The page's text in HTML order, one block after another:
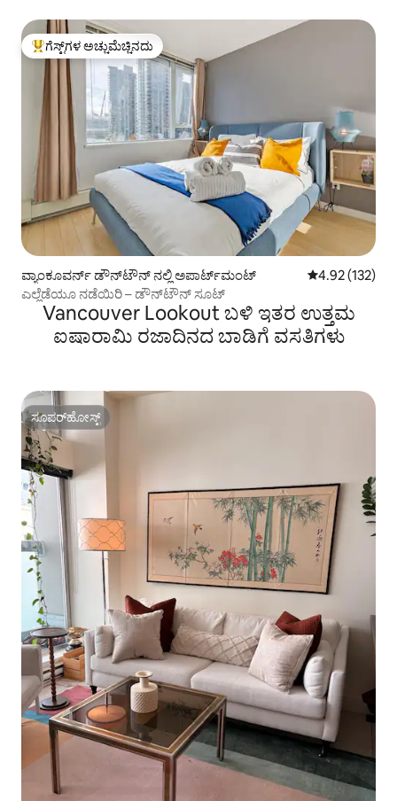
ಗೆಸ್ಟ್‌ಗಳಿಗೆ ಅತಿ ಹೆಚ್ಚು ಅಚ್ಚುಮೆಚ್ಚಿನದು
ಗೆಸ್ಟ್‌ಗಳ ಅಚ್ಚುಮೆಚ್ಚಿನದು
ವ್ಯಾಂಕೂವರ್ನ್ ಡೌನ್‌ಟೌನ್ ನಲ್ಲಿ ಅಪಾರ್ಟ್‌ಮಂಟ್ 5 ರಲ್ಲಿ 4.92
4.92 (132)
ಎಲ್ಲೆಡೆಯೂ ನಡೆಯಿರಿ – ಡೌನ್‌ಟೌನ್ ಸೂಟ್
Vancouver Lookout ಬಳಿ ಇತರ ಉತ್ತಮ
ಐಷಾರಾಮಿ ರಜಾದಿನದ ಬಾಡಿಗೆ ವಸತಿಗಳು
ಸೂಪರ್‌ಹೋಸ್ಟ್
ಸೂಪರ್‌ಹೋಸ್ಟ್